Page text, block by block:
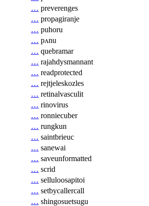
… preverenges
… propagiranje
… puhoru
… pʌnu
… quebramar
… rajahdysmannant
… readprotected
… rejtjeleskozles
… retinalvasculit
… rinovirus
… ronniecuber
… rungkun
… saintbrieuc
… sanewai
… saveunformatted
… scrid
… selluloosapitoi
… setbycallercall
… shingosuetsugu